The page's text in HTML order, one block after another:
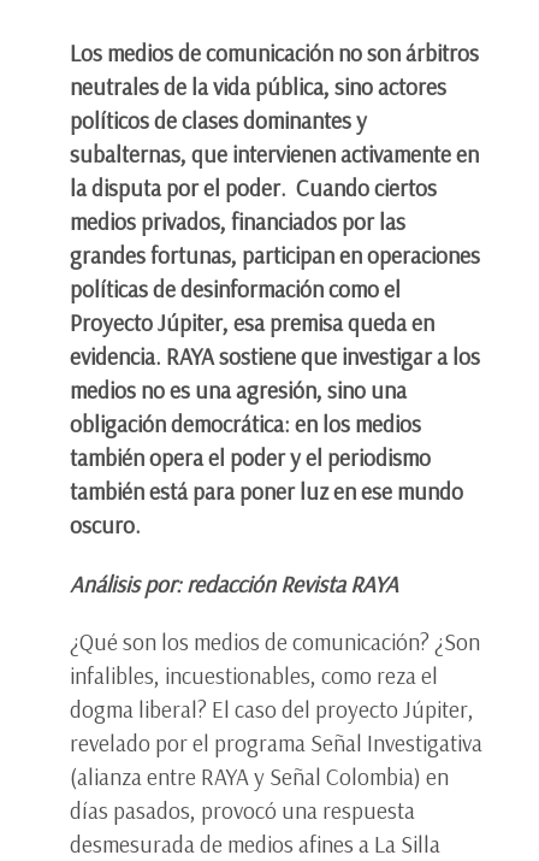
Los medios de comunicación no son árbitros
neutrales de la vida pública, sino actores
políticos de clases dominantes y
subalternas, que intervienen activamente en
la disputa por el poder. Cuando ciertos
medios privados, financiados por las
grandes fortunas, participan en operaciones
políticas de desinformación como el
Proyecto Júpiter, esa premisa queda en
evidencia. RAYA sostiene que investigar a los
medios no es una agresión, sino una
obligación democrática: en los medios
también opera el poder y el periodismo
también está para poner luz en ese mundo
oscuro.
Análisis por: redacción Revista RAYA
¿Qué son los medios de comunicación? ¿Son
infalibles, incuestionables, como reza el
dogma liberal? El caso del proyecto Júpiter,
revelado por el programa Señal Investigativa
(alianza entre RAYA y Señal Colombia) en
días pasados, provocó una respuesta
desmesurada de medios afines a La Silla